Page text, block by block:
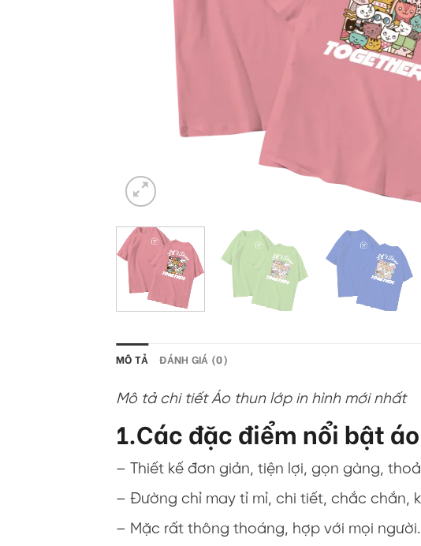
MÔ TẢ ĐÁNH GIÁ (0)
Mô tả chi tiết Áo thun lớp in hình mới nhất
1.Các đặc điểm nổi bật
– Thiết kế đơn giản, tiện lợi, gọn gàng,
– Đường chỉ may tỉ mỉ, chi tiết, chắc chắn,
– Mặc rất thông thoáng, hợp với mọi người.